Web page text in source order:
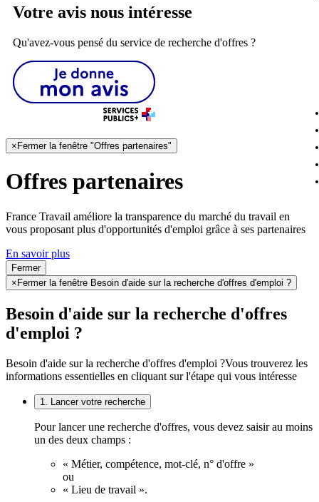
Votre avis nous intéresse
Qu'avez-vous pensé du service de recherche d'offres ?
× Fermer la fenêtre "Offres partenaires"
Offres partenaires
France Travail améliore la transparence du marché du travail en
vous proposant plus d'opportunités d'emploi grâce à ses partenaires
En savoir plus
Fermer
× Fermer la fenêtre Besoin d'aide sur la recherche d'offres d'emploi ?
Besoin d'aide sur la recherche d'offres
d'emploi ?
Besoin d'aide sur la recherche d'offres d'emploi ?Vous trouverez les
informations essentielles en cliquant sur l'étape qui vous intéresse
1. Lancer votre recherche
Pour lancer une recherche d'offres, vous devez saisir au moins
un des deux champs :
« Métier, compétence, mot-clé, n° d'offre »
ou
« Lieu de travail ».